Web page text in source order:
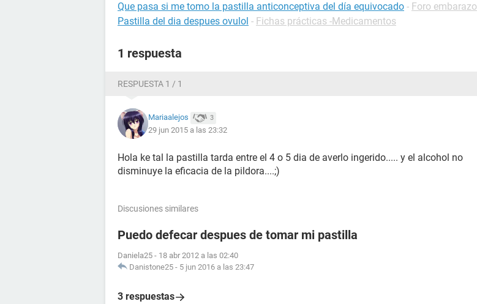
Que pasa si me tomo la pastilla anticonceptiva del día equivocado - Foro embarazo
Pastilla del dia despues ovulol - Fichas prácticas -Medicamentos
1 respuesta
RESPUESTA 1 / 1
Mariaalejos 3
29 jun 2015 a las 23:32
Hola ke tal la pastilla tarda entre el 4 o 5 dia de averlo ingerido..... y el alcohol no
disminuye la eficacia de la pildora....;)
Discusiones similares
Puedo defecar despues de tomar mi pastilla
Daniela25 - 18 abr 2012 a las 02:40
Danistone25 - 5 jun 2016 a las 23:47
3 respuestas